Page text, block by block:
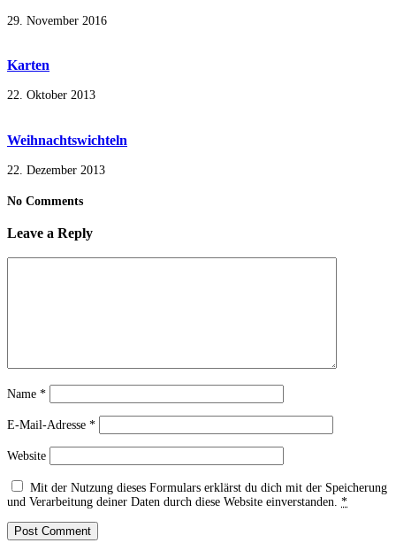
29. November 2016
Karten
22. Oktober 2013
Weihnachtswichteln
22. Dezember 2013
No Comments
Leave a Reply
Name *
E-Mail-Adresse *
Website
Mit der Nutzung dieses Formulars erklärst du dich mit der Speicherung
und Verarbeitung deiner Daten durch diese Website einverstanden. *